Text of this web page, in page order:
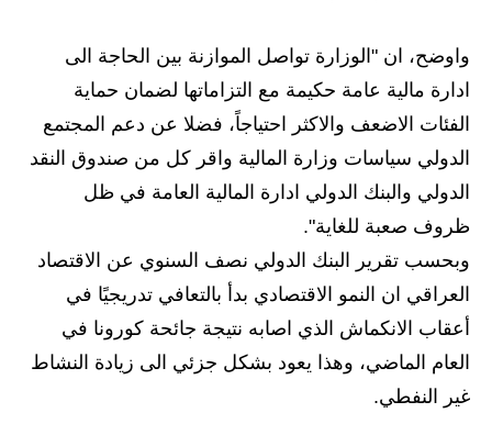
المرحلة الاعدادية
مرشحات
المرحلة الابتدائية
المرحلة الاعدادية
كتب مدرسية
واوضح، ان "الوزارة تواصل الموازنة بين الحاجة الى
ادارة مالية عامة حكيمة مع التزاماتها لضمان حماية
الفئات الاضعف والاكثر احتياجاً، فضلا عن دعم المجتمع
الدولي سياسات وزارة المالية واقر كل من صندوق النقد
الدولي والبنك الدولي ادارة المالية العامة في ظل
ظروف صعبة للغاية".
وبحسب تقرير البنك الدولي نصف السنوي عن الاقتصاد
العراقي ان النمو الاقتصادي بدأ بالتعافي تدريجيًا في
أعقاب الانكماش الذي اصابه نتيجة جائحة كورونا في
العام الماضي، وهذا يعود بشكل جزئي الى زيادة النشاط
غير النفطي.